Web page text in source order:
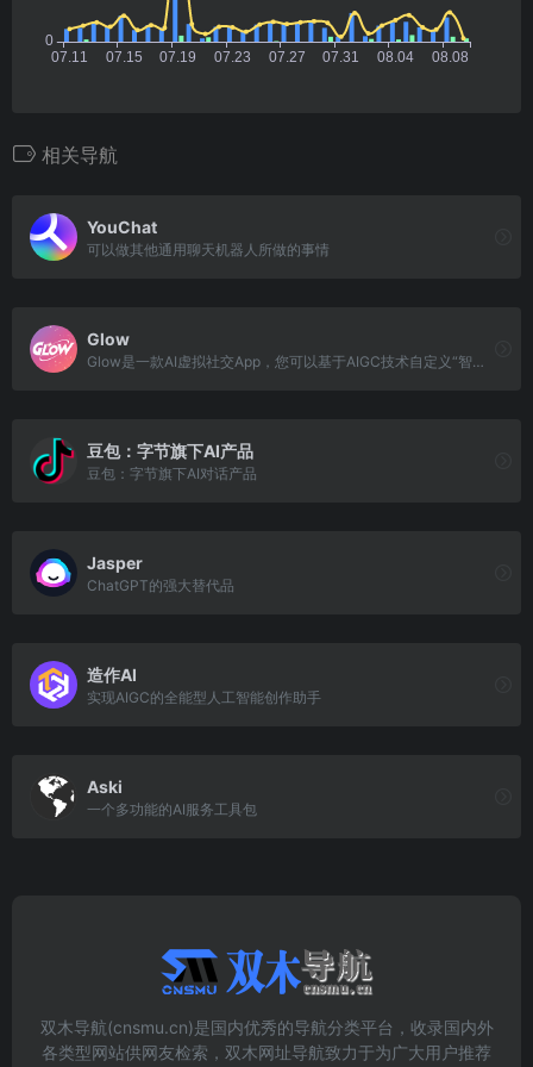
相关导航
YouChat
可以做其他通用聊天机器人所做的事情
Glow
Glow是一款AI虚拟社交App，您可以基于AIGC技术自定义“智能体”，赋予智能体人设、声音、形象并可以与之对话聊天，满足您的角色扮演、情感陪伴、树洞倾诉等情绪价值类需求
豆包：字节旗下AI产品
豆包：字节旗下AI对话产品
Jasper
ChatGPT的强大替代品
造作AI
实现AIGC的全能型人工智能创作助手
Aski
一个多功能的AI服务工具包
双木导航(cnsmu.cn)是国内优秀的导航分类平台，收录国内外
各类型网站供网友检索，双木网址导航致力于为广大用户推荐